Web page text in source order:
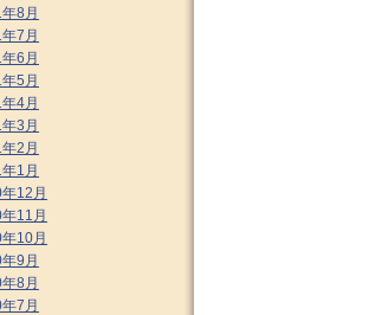
8月
7月
6月
5月
4月
3月
2月
1月
12月
11月
10月
9月
8月
7月